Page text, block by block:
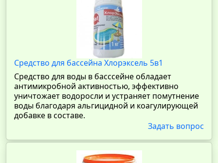
Средство для бассейна Хлорэксель 5в1
Средство для воды в басссейне обладает
антимикробной активностью, эффективно
уничтожает водоросли и устраняет помутнение
воды благодаря альгицидной и коагулирующей
добавке в составе.
Задать вопрос